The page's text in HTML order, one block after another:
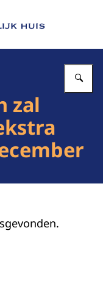
Koninklijk Huis
zal